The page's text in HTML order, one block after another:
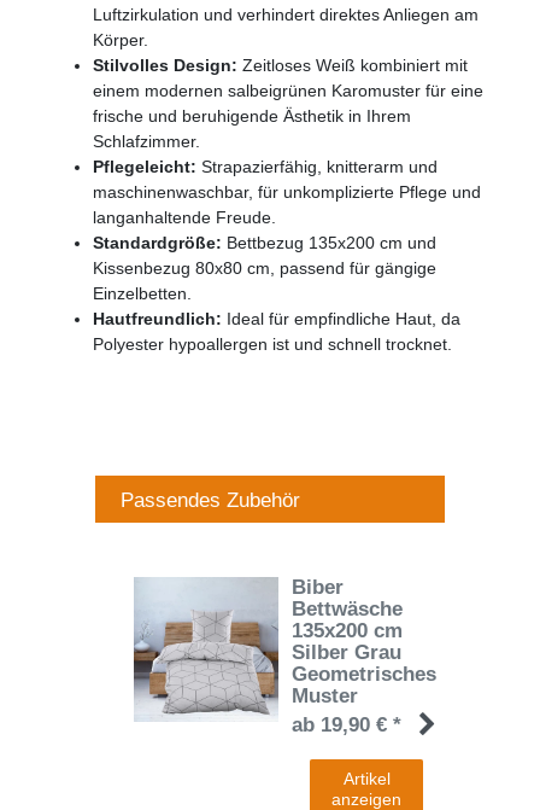
Luftzirkulation und verhindert direktes Anliegen am
Körper.
Stilvolles Design: Zeitloses Weiß kombiniert mit
einem modernen salbeigrünen Karomuster für eine
frische und beruhigende Ästhetik in Ihrem
Schlafzimmer.
Pflegeleicht: Strapazierfähig, knitterarm und
maschinenwaschbar, für unkomplizierte Pflege und
langanhaltende Freude.
Standardgröße: Bettbezug 135x200 cm und
Kissenbezug 80x80 cm, passend für gängige
Einzelbetten.
Hautfreundlich: Ideal für empfindliche Haut, da
Polyester hypoallergen ist und schnell trocknet.
Passendes Zubehör
Biber
Bettwäsche
135x200 cm
Silber Grau
Geometrisches
Muster
ab 19,90 € *
Artikel
anzeigen